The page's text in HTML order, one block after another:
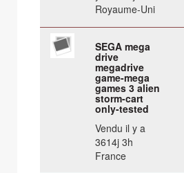
Royaume-Uni
SEGA mega
drive
megadrive
game-mega
games 3 alien
storm-cart
only-tested
Vendu il y a
3614j 3h
France